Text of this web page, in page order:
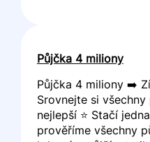
Půjčka 4 miliony
Půjčka 4 miliony ➡️
Srovnejte si
nejlepší ⭐ Stačí
prověříme všechny